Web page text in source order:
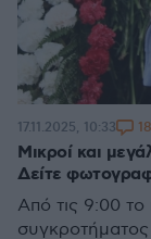
Μικροί και
Δείτε
Από τις 9:00 το
17.11.2025, 10:33 18